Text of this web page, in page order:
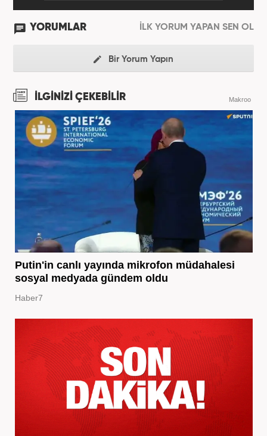
YORUMLAR İLK YORUM YAPAN SEN OL
Bir Yorum Yapın
İLGİNİZİ ÇEKEBİLİR Makroo
Putin'in canlı yayında mikrofon müdahalesi
sosyal medyada gündem oldu
Haber7